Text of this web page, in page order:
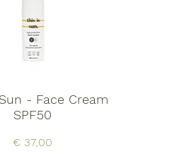
- Face Cream
SPF50
Prijs
€ 37,00